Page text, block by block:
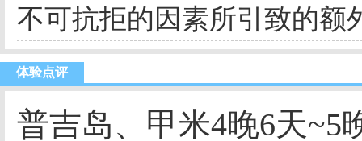
不可抗拒的因素所引致的额
体验点评
普吉岛、甲米4晚6天~5